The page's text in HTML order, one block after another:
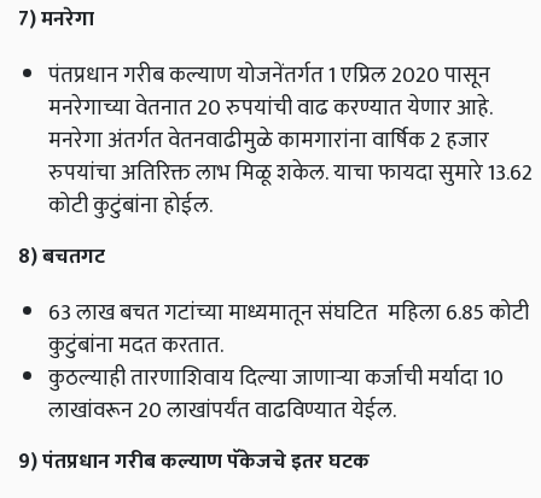
7) मनरेगा
पंतप्रधान गरीब कल्याण योजनेंतर्गत 1 एप्रिल 2020 पासून
मनरेगाच्या वेतनात 20 रुपयांची वाढ करण्यात येणार आहे.
मनरेगा अंतर्गत वेतनवाढीमुळे कामगारांना वार्षिक 2 हजार
रुपयांचा अतिरिक्त लाभ मिळू शकेल.याचा फायदा सुमारे 13.62
कोटी कुटुंबांना होईल.
8) बचतगट
63 लाख बचत गटांच्या माध्यमातून संघटित महिला 6.85 कोटी
कुटुंबांना मदत करतात.
कुठल्याही तारणाशिवाय दिल्या जाणाऱ्या कर्जाची मर्यादा 10
लाखांवरून 20 लाखांपर्यंत वाढविण्यात येईल.
9) पंतप्रधान गरीब कल्याण पॅकेजचे इतर घटक